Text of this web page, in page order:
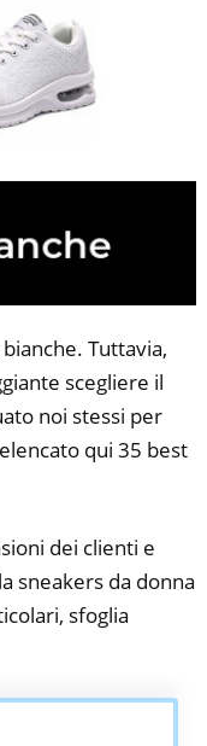
Tuttavia,
scegliere il
noi stessi per
qui 35 best
dei clienti e
sneakers da donna
sfoglia